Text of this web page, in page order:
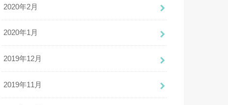
2020年2月
2020年1月
2019年12月
2019年11月